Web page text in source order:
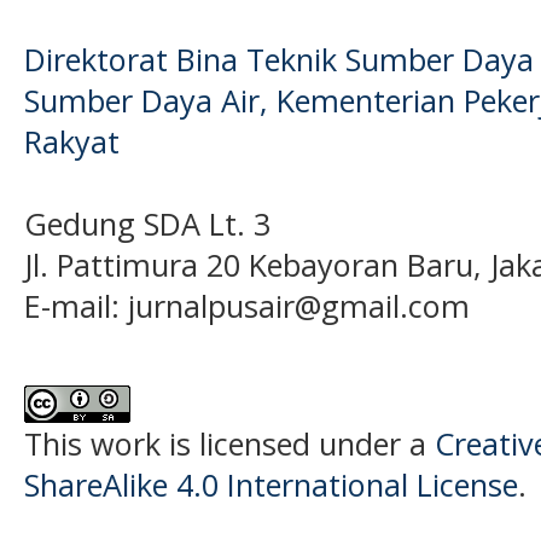
Direktorat Bina Teknik Sumber
Sumber Daya Air, Kementerian
Rakyat
Gedung SDA Lt. 3
Jl. Pattimura 20 Kebayoran Baru,
E-mail: jurnalpusair@gmail.com
This work is licensed under a
ShareAlike 4.0 International License.